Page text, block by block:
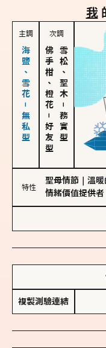
我
主調
海鹽、雪花－無私型
次調
佛手柑、橙花
－
好友型
雪松、聖木
－
務實型
特性
聖母情節 溫暖
情緒價值提供者
複製測驗連結